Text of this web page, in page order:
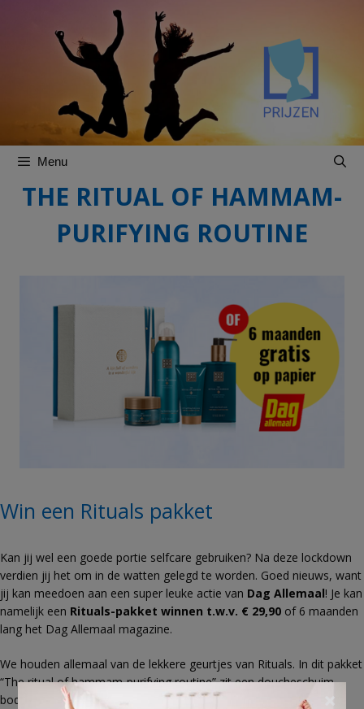
Menu
THE RITUAL OF HAMMAM-
PURIFYING ROUTINE
Win een Rituals pakket
Kan jij wel een goede portie selfcare gebruiken? Na deze lockdown
verdien jij het om in de watten gelegd te worden. Goed nieuws, want
jij kan meedoen aan een super leuke actie van Dag Allemaal! Je kan
namelijk een Rituals-pakket winnen t.w.v. € 29,90 of 6 maanden
lang het Dag Allemaal magazine.
We houden allemaal van de lekkere geurtjes van Rituals. In dit pakket
“The ritual of hammam-purifying routine” zit een doucheschuim,
body scrub, bodycrème en een handzeep.